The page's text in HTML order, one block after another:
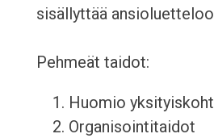
sisällyttää
Pehmeät taidot:
Huomio
Organisointitaidot